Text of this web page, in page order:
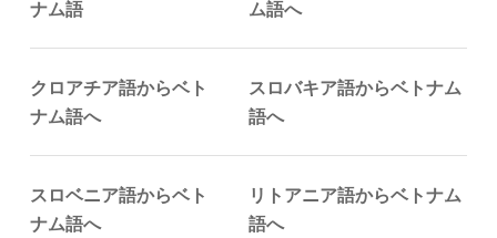
ナム語
ム語へ
クロアチア語からベト
ナム語へ
スロバキア語からベトナム
語へ
スロベニア語からベト
ナム語へ
リトアニア語からベトナム
語へ